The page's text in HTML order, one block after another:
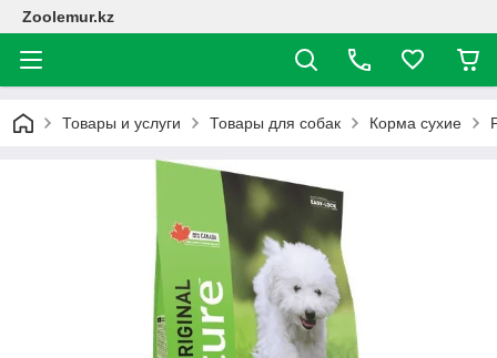
Zoolemur.kz
Товары и услуги Товары для собак Корма сухие